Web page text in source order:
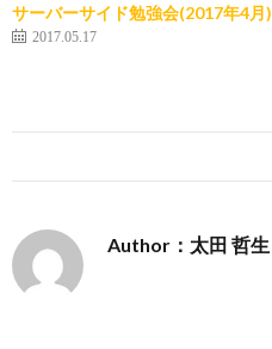
サーバーサイド勉強会(2017年4月)
2017.05.17
Author：太田 哲生